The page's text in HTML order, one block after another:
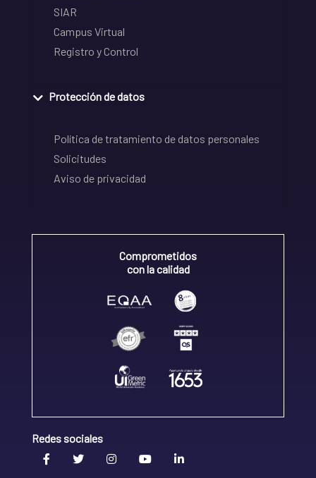
SIAR
Campus Virtual
Registro y Control
Protección de datos
Política de tratamiento de datos personales
Solicitudes
Aviso de privacidad
Comprometidos
con la calidad
Redes sociales